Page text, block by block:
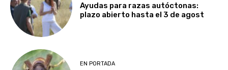
Ayudas para razas autóctonas:
plazo abierto hasta el 3 de agost
EN PORTADA